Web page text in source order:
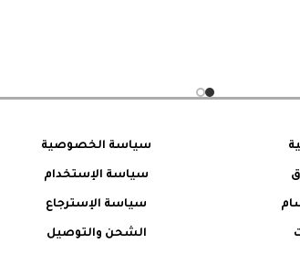
سياسة الخصوصية
سياسة الإستخدام
سياسة الإسترجاع
الشحن والتوصيل